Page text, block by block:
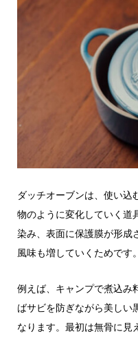
ダッチオーブンは、使い込
物のように変化していく道
染み、表面に保護膜が形成
風味も増していくためです。
例えば、キャンプで煮込み
ばサビを防ぎながら美しい
なります。最初は無骨に見